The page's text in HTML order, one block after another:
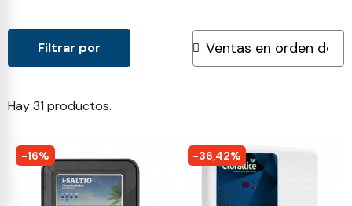
Hay 31 productos.
Filtrar por
-16% -36,42%